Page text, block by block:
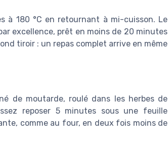
à 180 °C en retournant à mi-cuisson. Le
excellence, prêt en moins de 20 minutes
tiroir : un repas complet arrive en même
de moutarde, roulé dans les herbes de
reposer 5 minutes sous une feuille
comme au four, en deux fois moins de